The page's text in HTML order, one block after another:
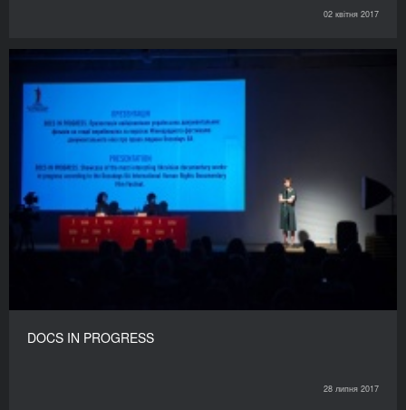
02 квітня 2017
DOCS IN PROGRESS
28 липня 2017